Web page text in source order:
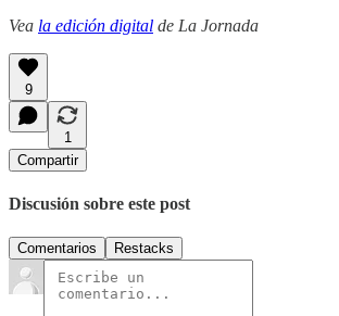
Vea la edición digital de La Jornada
9
1
Compartir
Discusión sobre este post
Comentarios Restacks